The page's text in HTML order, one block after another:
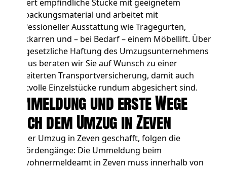
sichert empfindliche Stücke mit geeignetem
Verpackungsmaterial und arbeitet mit
professioneller Ausstattung wie Tragegurten,
Sackkarren und – bei Bedarf – einem Möbellift. Über
die gesetzliche Haftung des Umzugsunternehmens
hinaus beraten wir Sie auf Wunsch zu einer
erweiterten Transportversicherung, damit auch
wertvolle Einzelstücke rundum abgesichert sind.
Ummeldung und erste Wege
nach dem Umzug in Zeven
Ist der Umzug in Zeven geschafft, folgen die
Behördengänge: Die Ummeldung beim
Einwohnermeldeamt in Zeven muss innerhalb von